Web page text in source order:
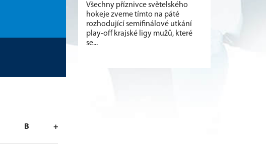
B +
Všechny příznivce světelského
hokeje zveme tímto na páté
rozhodující semifinálové utkání
play-off krajské ligy mužů, které
se...